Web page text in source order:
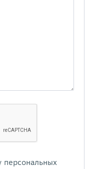
персональных